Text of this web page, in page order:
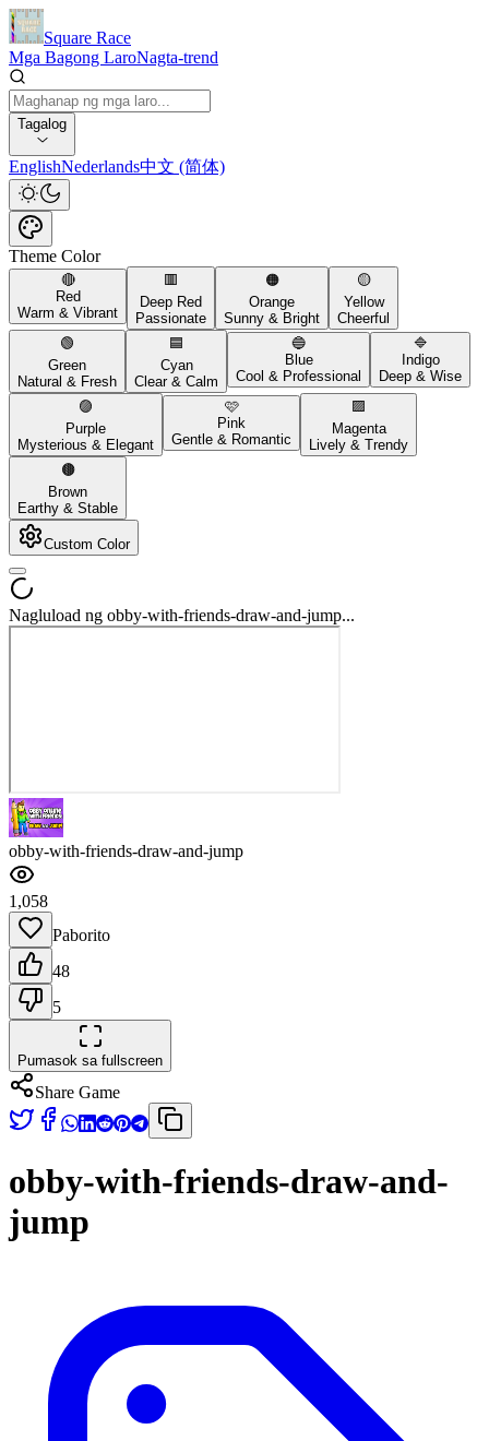
Square Race
Mga Bagong LaroNagta-trend
Tagalog
EnglishNederlands中文 (简体)
Theme Color
🔴
Red
Warm & Vibrant
🟥
Deep Red
Passionate
🟠
Orange
Sunny & Bright
🟡
Yellow
Cheerful
🟢
Green
Natural & Fresh
🟦
Cyan
Clear & Calm
🔵
Blue
Cool & Professional
🔷
Indigo
Deep & Wise
🟣
Purple
Mysterious & Elegant
🩷
Pink
Gentle & Romantic
🟪
Magenta
Lively & Trendy
🟤
Brown
Earthy & Stable
Custom Color
Nagluload ng obby-with-friends-draw-and-jump...
obby-with-friends-draw-and-jump
1,058
Paborito
48
5
Pumasok sa fullscreen
Share Game
obby-with-friends-draw-and-
jump